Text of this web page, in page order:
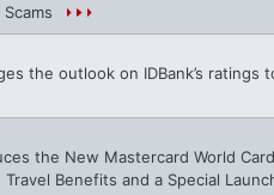
the outlook on IDBank’s ratings
the New Mastercard World Card
Benefits and a Special